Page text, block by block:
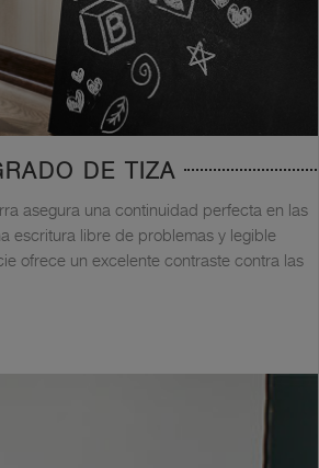
DE TIZA
asegura una continuidad perfecta en las
escritura libre de problemas y legible
ofrece un excelente contraste contra las